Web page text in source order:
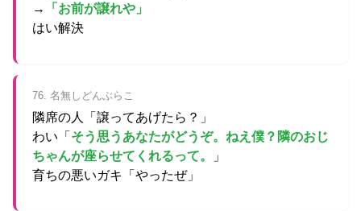
→
「お前が譲れや」
はい解決
76. 名無しどんぶらこ
隣席の人「譲ってあげたら？」
わい「 そう思うあなたがどうぞ。ねえ僕？隣のおじ
ちゃんが座らせてくれるって。
」
育ちの悪いガキ「やったぜ」